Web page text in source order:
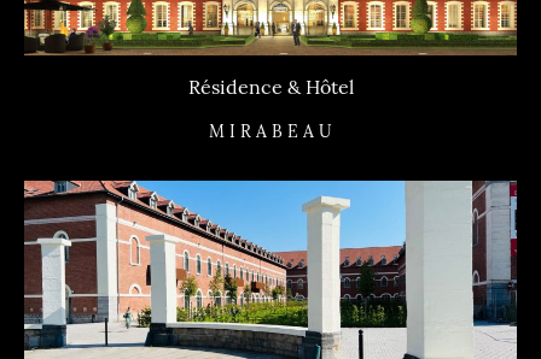
Résidence & Hôtel
M I R A B E A U